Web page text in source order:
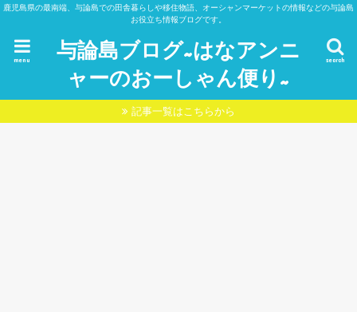
鹿児島県の最南端、与論島での田舎暮らしや移住物語、オーシャンマーケットの情報などの与論島
お役立ち情報ブログです。
与論島ブログ~はなアンニ
ャーのおーしゃん便り~
search
menu
記事一覧はこちらから